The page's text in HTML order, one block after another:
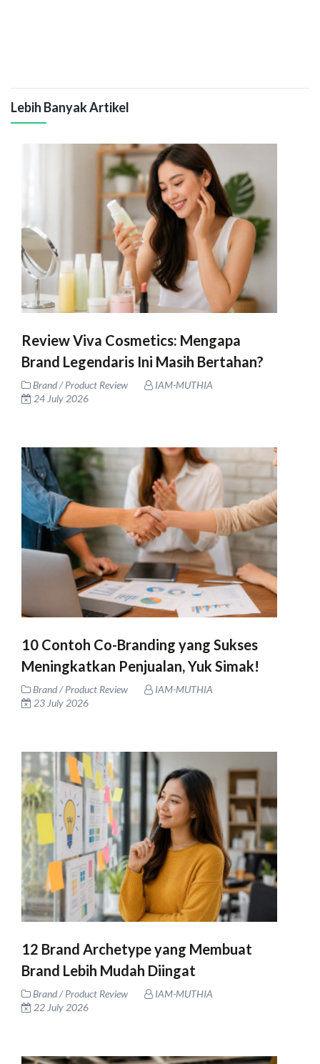
Lebih Banyak Artikel
Review Viva Cosmetics: Mengapa
Brand Legendaris Ini Masih Bertahan?
Brand / Product Review
IAM-MUTHIA
24 July 2026
10 Contoh Co-Branding yang Sukses
Meningkatkan Penjualan, Yuk Simak!
Brand / Product Review
IAM-MUTHIA
23 July 2026
12 Brand Archetype yang Membuat
Brand Lebih Mudah Diingat
Brand / Product Review
IAM-MUTHIA
22 July 2026